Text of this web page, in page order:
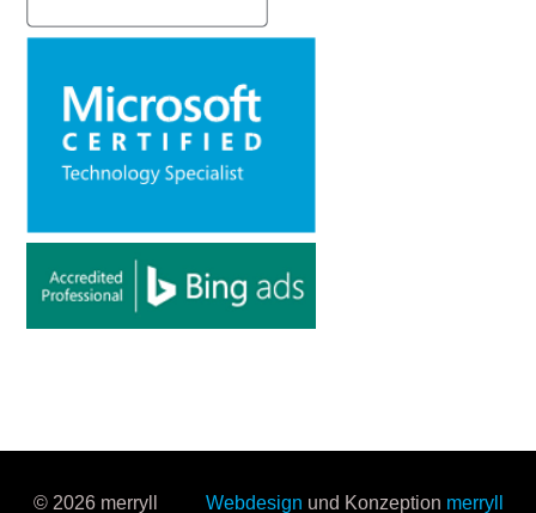
© 2026 merryll Webdesign und Konzeption merryll